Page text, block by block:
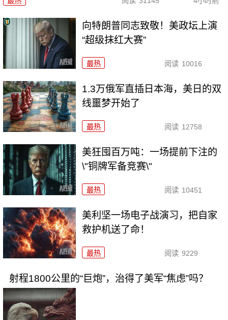
向特朗普同志致敬！美政坛上演
“超级抹红大赛”
最热 阅读 10016
1.3万俄军直插日本海，美日的双
线噩梦开始了
最热 阅读 12758
美狂囤百万吨：一场提前下注的
\"铜牌军备竞赛\"
最热 阅读 10451
美利坚一场电子战演习，把自家
救护机送了命！
最热 阅读 9229
射程1800公里的“巨炮”，治得了美军“焦虑”吗？